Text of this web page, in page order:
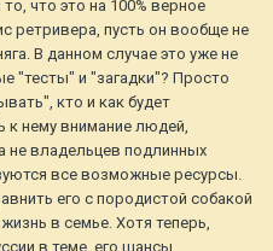
что это на 100% верное
ретривера, пусть он вообще не
В данном случае это уже не
"тесты" и "загадки"? Просто
кто и как будет
к нему внимание людей,
не владельцев подлинных
все возможные ресурсы.
его с породистой собакой
в семье. Хотя теперь,
в теме, его шансы